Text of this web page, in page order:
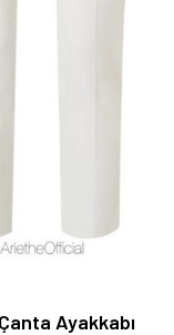
Ayakkabı